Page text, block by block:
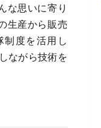
な思いに寄り
生産から販売
制度を活用し
ながら技術を